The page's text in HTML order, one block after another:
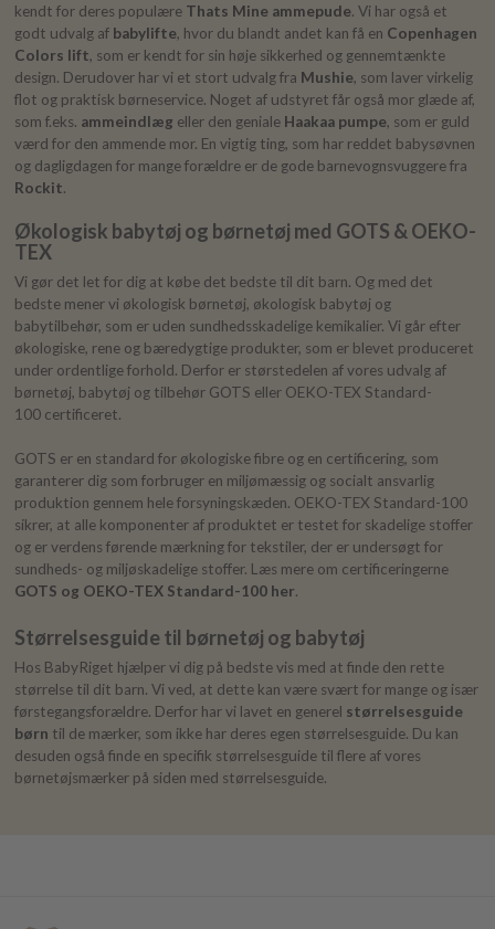
kendt for deres populære Thats Mine ammepude. Vi har også et
godt udvalg af babylifte, hvor du blandt andet kan få en Copenhagen
Colors lift, som er kendt for sin høje sikkerhed og gennemtænkte
design. Derudover har vi et stort udvalg fra Mushie, som laver virkelig
flot og praktisk børneservice. Noget af udstyret får også mor glæde af,
som f.eks. ammeindlæg eller den geniale Haakaa pumpe, som er guld
værd for den ammende mor. En vigtig ting, som har reddet babysøvnen
og dagligdagen for mange forældre er de gode barnevognsvuggere fra
Rockit.
Økologisk babytøj og børnetøj med GOTS & OEKO-
TEX
Vi gør det let for dig at købe det bedste til dit barn. Og med det
bedste mener vi økologisk børnetøj, økologisk babytøj og
babytilbehør, som er uden sundhedsskadelige kemikalier. Vi går efter
økologiske, rene og bæredygtige produkter, som er blevet produceret
under ordentlige forhold. Derfor er størstedelen af vores udvalg af
børnetøj, babytøj og tilbehør GOTS eller OEKO-TEX Standard-
100 certificeret.
GOTS er en standard for økologiske fibre og en certificering, som
garanterer dig som forbruger en miljømæssig og socialt ansvarlig
produktion gennem hele forsyningskæden. OEKO-TEX Standard-100
sikrer, at alle komponenter af produktet er testet for skadelige stoffer
og er verdens førende mærkning for tekstiler, der er undersøgt for
sundheds- og miljøskadelige stoffer. Læs mere om certificeringerne
GOTS og OEKO-TEX Standard-100 her.
Størrelsesguide til børnetøj og babytøj
Hos BabyRiget hjælper vi dig på bedste vis med at finde den rette
størrelse til dit barn. Vi ved, at dette kan være svært for mange og især
førstegangsforældre. Derfor har vi lavet en generel størrelsesguide
børn til de mærker, som ikke har deres egen størrelsesguide. Du kan
desuden også finde en specifik størrelsesguide til flere af vores
børnetøjsmærker på siden med størrelsesguide.